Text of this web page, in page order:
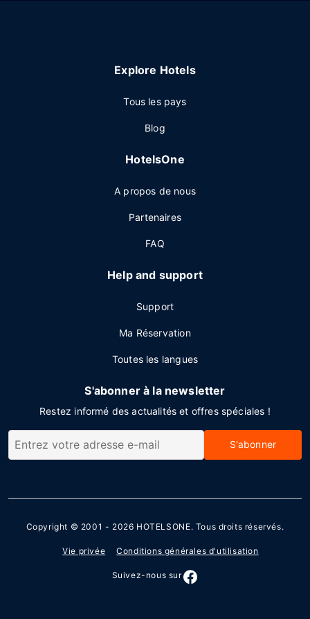
Explore Hotels
Tous les pays
Blog
HotelsOne
A propos de nous
Partenaires
FAQ
Help and support
Support
Ma Réservation
Toutes les langues
S'abonner à la newsletter
Restez informé des actualités et offres spéciales !
S'abonner
Copyright © 2001 - 2026 HOTELSONE. Tous droits réservés.
Vie privée Conditions générales d'utilisation
Suivez-nous sur